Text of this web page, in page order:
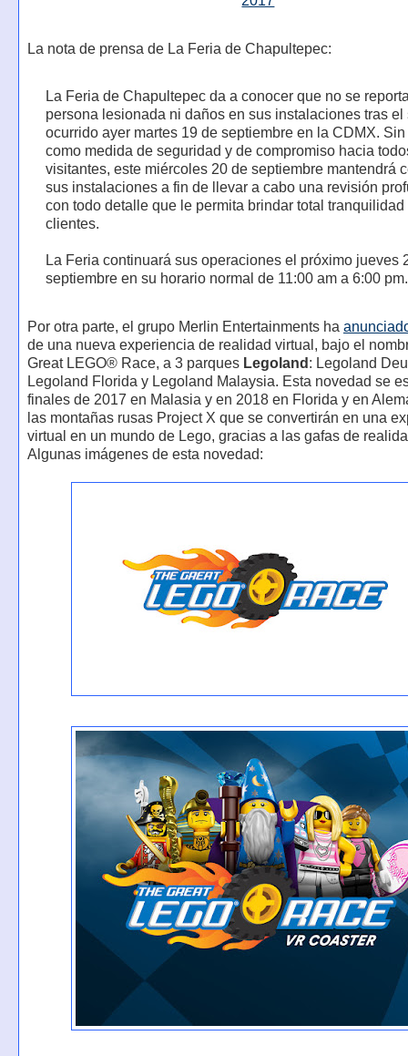
La nota de prensa de La Feria de Chapultepec:
La Feria de Chapultepec da a conocer que no se
persona lesionada ni daños en sus instalaciones tras el
ocurrido ayer martes 19 de septiembre en la CDMX.
como medida de seguridad y de compromiso hacia
visitantes, este miércoles 20 de septiembre mantendrá
sus instalaciones a fin de llevar a cabo una revisión
con todo detalle que le permita brindar total tranquilidad
clientes.
La Feria continuará sus operaciones el próximo jueves
septiembre en su horario normal de 11:00 am a 6:00 pm.
Por otra parte, el grupo Merlin Entertainments ha
de una nueva experiencia de realidad virtual, bajo el
Great LEGO® Race, a 3 parques Legoland : Legoland
Legoland Florida y Legoland Malaysia. Esta novedad se
finales de 2017 en Malasia y en 2018 en Florida y en
las montañas rusas Project X que se convertirán en una
virtual en un mundo de Lego, gracias a las gafas de
Algunas imágenes de esta novedad: